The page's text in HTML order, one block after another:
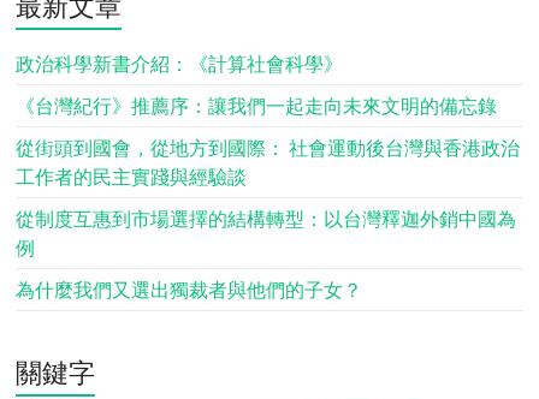
政治科學新書介紹：《計算社會科學》
《台灣紀行》推薦序：讓我們一起走向未來文明的備忘錄
從街頭到國會，從地方到國際： 社會運動後台灣與香港政治
工作者的民主實踐與經驗談
從制度互惠到市場選擇的結構轉型：以台灣釋迦外銷中國為
例
為什麼我們又選出獨裁者與他們的子女？
關鍵字